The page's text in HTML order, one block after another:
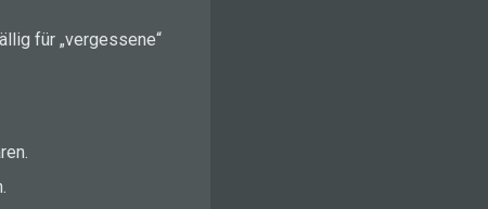
für „vergessene“